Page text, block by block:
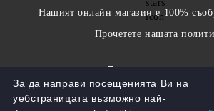
Нашият онлайн магазин е 100%
Прочетете нашата
За да направи посещенията Ви на
уебстраницата възможно най-